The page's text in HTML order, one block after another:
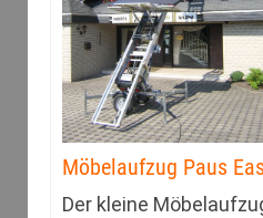
Möbelaufzug Paus
Der kleine